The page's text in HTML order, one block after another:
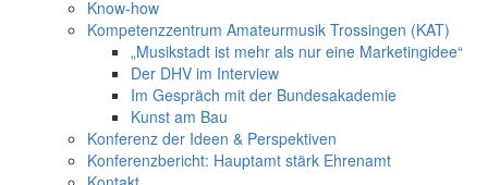
Know-how
Kompetenzzentrum Amateurmusik Trossingen (KAT)
„Musikstadt ist mehr als nur eine Marketingidee“
Der DHV im Interview
Im Gespräch mit der Bundesakademie
Kunst am Bau
Konferenz der Ideen & Perspektiven
Konferenzbericht: Hauptamt stärk Ehrenamt